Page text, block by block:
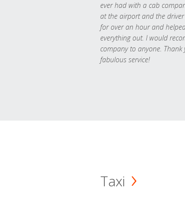
ever had with a cab
at the airport and the
for over an hour and
everything out. I would
company to anyone. Thank
fabulous service!
Taxi